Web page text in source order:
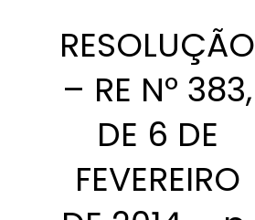
RESOLUÇÃO
– RE Nº 383,
DE 6 DE
FEVEREIRO